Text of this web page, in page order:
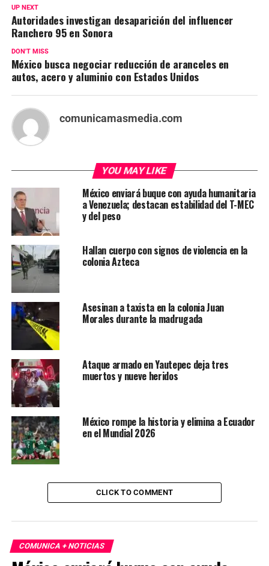
UP NEXT
Autoridades investigan desaparición del influencer
Ranchero 95 en Sonora
DON'T MISS
México busca negociar reducción de aranceles en
autos, acero y aluminio con Estados Unidos
comunicamasmedia.com
YOU MAY LIKE
México enviará buque con ayuda humanitaria
a Venezuela; destacan estabilidad del T-MEC
y del peso
Hallan cuerpo con signos de violencia en la
colonia Azteca
Asesinan a taxista en la colonia Juan
Morales durante la madrugada
Ataque armado en Yautepec deja tres
muertos y nueve heridos
México rompe la historia y elimina a Ecuador
en el Mundial 2026
CLICK TO COMMENT
COMUNICA + NOTICIAS